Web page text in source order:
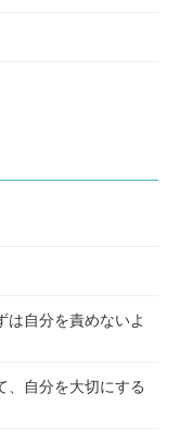
自分を責めないよ
自分を大切にする